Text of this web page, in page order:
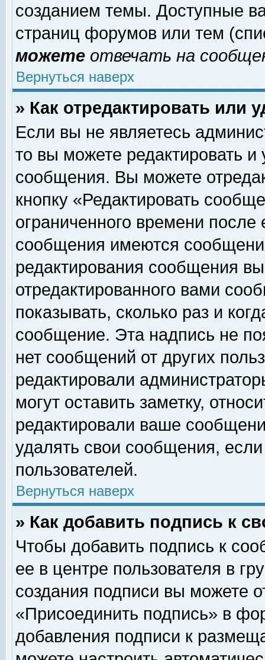
созданием темы. Доступные
страниц форумов или тем
можете отвечать на
Вернуться наверх
» Как отредактировать или
Если вы не являетесь
то вы можете редактировать и
сообщения. Вы можете
кнопку «Редактировать
ограниченного времени
сообщения имеются
редактирования сообщения
отредактированного вами
показывать, сколько раз и
сообщение. Эта надпись не
нет сообщений от других
редактировали
могут оставить заметку,
редактировали ваше
удалять свои сообщения,
пользователей.
Вернуться наверх
» Как добавить подпись к
Чтобы добавить подпись к
ее в центре пользователя в
создания подписи вы можете
«Присоединить подпись» в
добавления подписи к